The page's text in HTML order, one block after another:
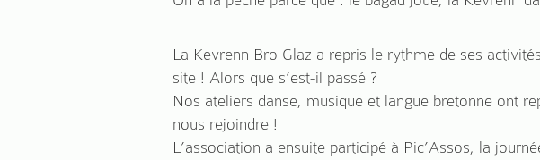
La Kevrenn Bro Glaz a repris le rythme de ses
site ! Alors que s’est-il passé ?
Nos ateliers danse, musique et langue bretonne ont
nous rejoindre !
L’association a ensuite participé à Pic’Assos, la